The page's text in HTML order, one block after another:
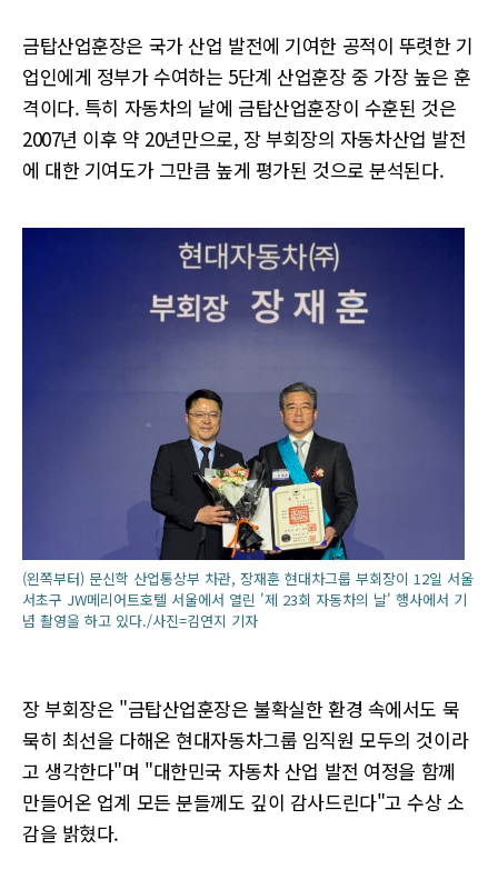
금탑산업훈장은 국가 산업 발전에 기여한 공적이 뚜렷한 기
업인에게 정부가 수여하는 5단계 산업훈장 중 가장 높은 훈
격이다. 특히 자동차의 날에 금탑산업훈장이 수훈된 것은
2007년 이후 약 20년만으로, 장 부회장의 자동차산업 발전
에 대한 기여도가 그만큼 높게 평가된 것으로 분석된다.
(왼쪽부터) 문신학 산업통상부 차관, 장재훈 현대차그룹 부회장이 12일 서울
서초구 JW메리어트호텔 서울에서 열린 '제 23회 자동차의 날' 행사에서 기
념 촬영을 하고 있다./사진=김연지 기자
장 부회장은 "금탑산업훈장은 불확실한 환경 속에서도 묵
묵히 최선을 다해온 현대자동차그룹 임직원 모두의 것이라
고 생각한다"며 "대한민국 자동차 산업 발전 여정을 함께
만들어온 업계 모든 분들께도 깊이 감사드린다"고 수상 소
감을 밝혔다.